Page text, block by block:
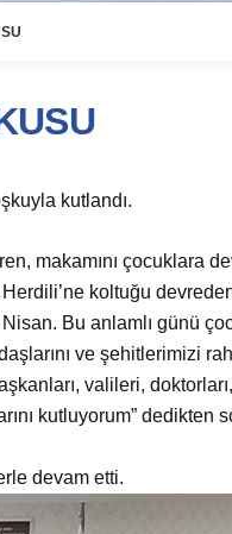
kutlandı.
makamını çocuklara
koltuğu
Bu anlamlı günü
ve şehitlerimizi
valileri,
kutluyorum”
devam etti.